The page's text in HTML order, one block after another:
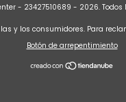
- 23427510689 - 2026. Todos
y los consumidores. Para
Botón de arrepentimiento